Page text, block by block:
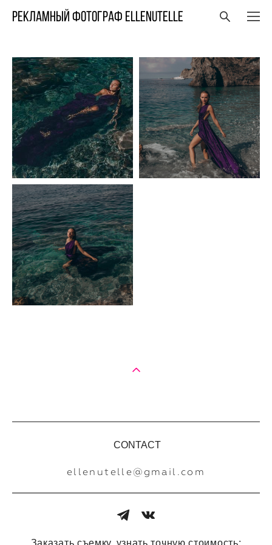
Рекламный фотограф ELLENUTELLE
CONTACT
ellenutelle@gmail.com
Заказать съемку, узнать точную стоимость: